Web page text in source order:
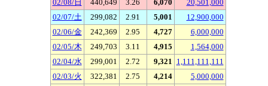
02/08/日
440,649 3.26 6,070
20,501,000
02/07/土
299,082 2.91 5,001
12,900,000
02/06/金
242,369 2.95 4,727
6,000,000
02/05/木
249,703 3.11 4,915
1,564,000
02/04/水
299,001 2.72 9,321 1,111,111,111
02/03/火
322,381 2.75 4,214
5,000,000